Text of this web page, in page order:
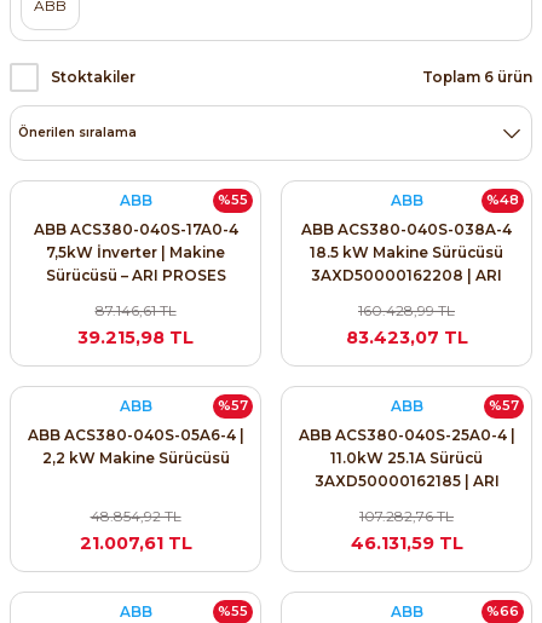
ABB
Stoktakiler Toplam 6 ürün
%55
ABB
ABB ACS380-040S-17A0-4
7,5kW İnverter | Makine
Sürücüsü – ARI PROSES
87.146,61 TL
39.215,98 TL
%48
ABB
ABB ACS380-040S-038A-4
18.5 kW Makine Sürücüsü
3AXD50000162208 | ARI
160.428,99 TL
83.423,07 TL
%57
ABB
ABB ACS380-040S-05A6-4 |
2,2 kW Makine Sürücüsü
48.854,92 TL
21.007,61 TL
%57
ABB
ABB ACS380-040S-25A0-4 |
11.0kW 25.1A Sürücü
3AXD50000162185 | ARI
107.282,76 TL
46.131,59 TL
%55
ABB
%66
ABB